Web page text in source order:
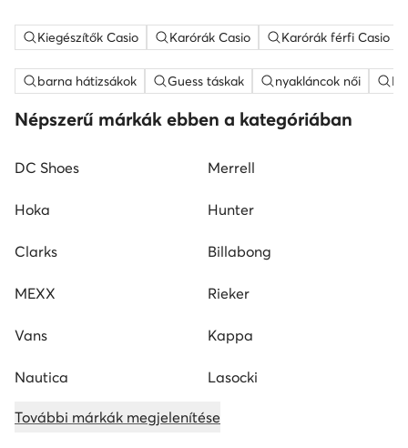
Kiegészítők Casio Karórák Casio Karórák férfi Casio
barna hátizsákok Guess táskak nyakláncok női
Népszerű márkák ebben a kategóriában
DC Shoes Merrell
Hoka Hunter
Clarks Billabong
MEXX Rieker
Vans Kappa
Nautica Lasocki
További márkák megjelenítése